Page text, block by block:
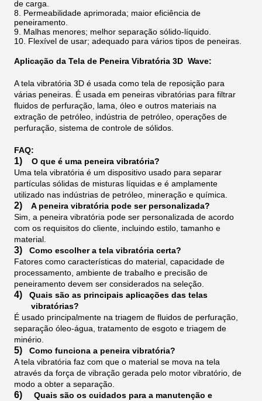
de carga.
8. Permeabilidade aprimorada; maior eficiência de
peneiramento.
9. Malhas menores; melhor separação sólido-líquido.
10. Flexível de usar; adequado para vários tipos de peneiras.
Aplicação da Tela de Peneira Vibratória 3D Wave:
A tela vibratória 3D é usada como tela de reposição para
várias peneiras. É usada em peneiras vibratórias para filtrar
fluidos de perfuração, lama, óleo e outros materiais na
extração de petróleo, indústria de petróleo, operações de
perfuração, sistema de controle de sólidos.
FAQ:
1)
O que é uma peneira vibratória?
Uma tela vibratória é um dispositivo usado para separar
partículas sólidas de misturas líquidas e é amplamente
utilizado nas indústrias de petróleo, mineração e química.
2)
A peneira vibratória pode ser personalizada?
Sim, a peneira vibratória pode ser personalizada de acordo
com os requisitos do cliente, incluindo estilo, tamanho e
material.
3)
Como escolher a tela vibratória certa?
Fatores como características do material, capacidade de
processamento, ambiente de trabalho e precisão de
peneiramento devem ser considerados na seleção.
4)
Quais são as principais aplicações das telas
vibratórias?
É usado principalmente na triagem de fluidos de perfuração,
separação óleo-água, tratamento de esgoto e triagem de
minério.
5)
Como funciona a peneira vibratória?
A tela vibratória faz com que o material se mova na tela
através da força de vibração gerada pelo motor vibratório, de
modo a obter a separação.
6)
Quais são os cuidados para a manutenção e